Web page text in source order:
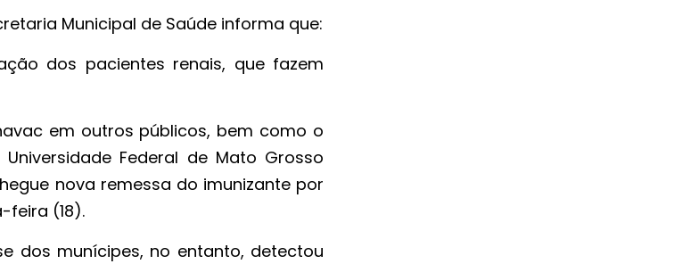
Municipal de Saúde informa que:
dos pacientes renais, que fazem
em outros públicos, bem como o
Federal de Mato Grosso
nova remessa do imunizante por
feira (18).
dos munícipes, no entanto, detectou